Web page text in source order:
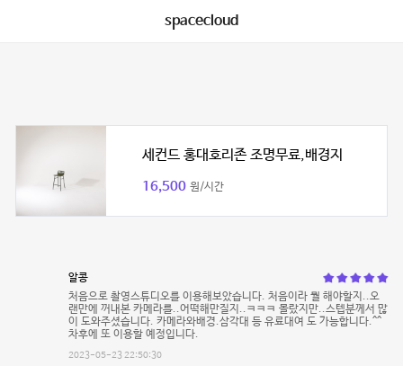
spacecloud
세컨드 홍대호리존 조명무료,배경지
16,500 원/시간
알콩
처음으로 촬영스튜디오를 이용해보았습니다. 처음이라 뭘 해야할지..오
랜만에 꺼내본 카메라를..어떡해만질지..ㅋㅋㅋ 몰랐지만..스텝분께서 많
이 도와주셨습니다. 카메라와배경.삼각대 등 유료대여 도 가능합니다.^^
차후에 또 이용할 예정입니다.
2023-05-23 22:50:30